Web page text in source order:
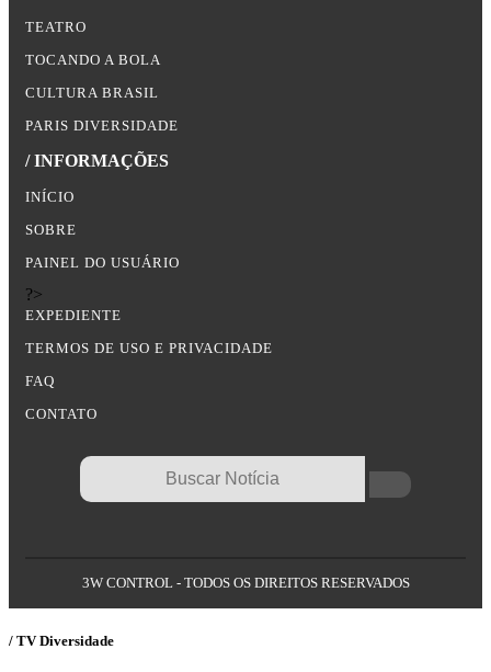
TEATRO
TOCANDO A BOLA
CULTURA BRASIL
PARIS DIVERSIDADE
/ INFORMAÇÕES
INÍCIO
SOBRE
PAINEL DO USUÁRIO
?>
EXPEDIENTE
TERMOS DE USO E PRIVACIDADE
FAQ
CONTATO
3W CONTROL - TODOS OS DIREITOS RESERVADOS
/ TV Diversidade